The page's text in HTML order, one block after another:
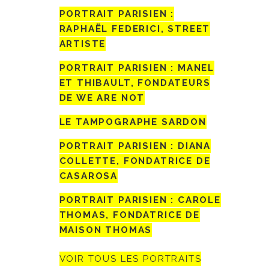
PORTRAIT PARISIEN :
RAPHAËL FEDERICI, STREET
ARTISTE
PORTRAIT PARISIEN : MANEL
ET THIBAULT, FONDATEURS
DE WE ARE NOT
LE TAMPOGRAPHE SARDON
PORTRAIT PARISIEN : DIANA
COLLETTE, FONDATRICE DE
CASAROSA
PORTRAIT PARISIEN : CAROLE
THOMAS, FONDATRICE DE
MAISON THOMAS
VOIR TOUS LES PORTRAITS